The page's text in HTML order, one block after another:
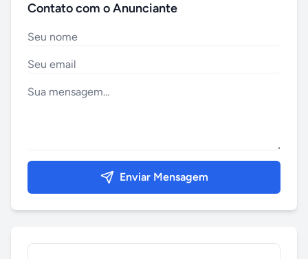
Contato com o Anunciante
Enviar Mensagem